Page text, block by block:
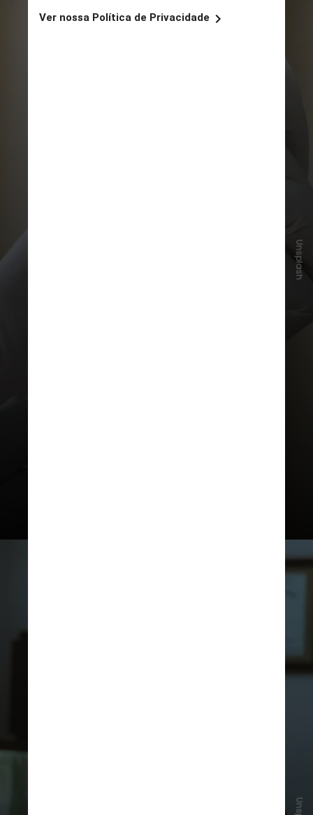
Unsplash